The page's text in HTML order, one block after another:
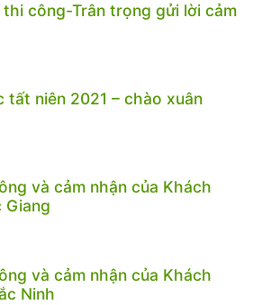
công-Trân trọng gửi lời cảm
tất niên 2021 – chào xuân
và cảm nhận của Khách
Giang
và cảm nhận của Khách
Ninh